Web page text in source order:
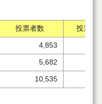
投票者数 投票率
4,853
5,682
10,535